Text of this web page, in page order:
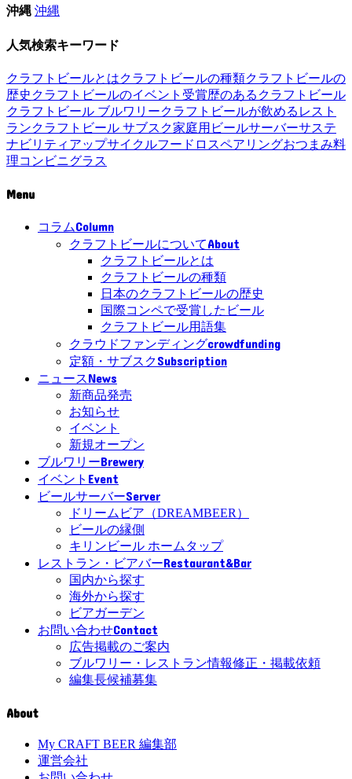
沖縄 沖縄
人気検索キーワード
クラフトビールとはクラフトビールの種類クラフトビールの
歴史 クラフトビールのイベント 受賞歴のあるクラフトビール
クラフトビール ブルワリークラフトビールが飲めるレスト
ランクラフトビール サブスク家庭用ビールサーバーサステ
ナビリティ アップサイクルフードロスペアリングおつまみ料
理コンビニグラス
Menu
コラムColumn
クラフトビールについてAbout
クラフトビールとは
クラフトビールの種類
日本のクラフトビールの歴史
国際コンペで受賞したビール
クラフトビール用語集
クラウドファンディングcrowdfunding
定額・サブスクSubscription
ニュースNews
新商品発売
お知らせ
イベント
新規オープン
ブルワリーBrewery
イベント Event
ビールサーバーServer
ドリームビア（DREAMBEER）
ビールの縁側
キリンビール ホームタップ
レストラン・ビアバーRestaurant&Bar
国内から探す
海外から探す
ビアガーデン
お問い合わせContact
広告掲載のご案内
ブルワリー・レストラン情報修正・掲載依頼
編集長候補募集
About
My CRAFT BEER 編集部
運営会社